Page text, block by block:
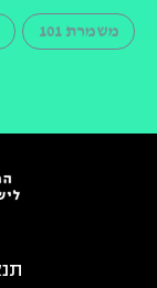
משמרת 101